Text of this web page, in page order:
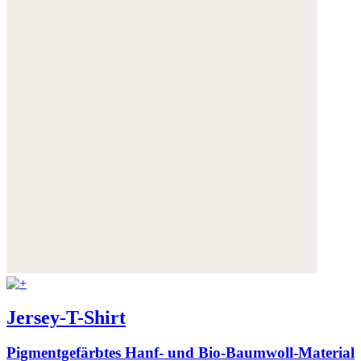
Jersey-T-Shirt
Pigmentgefärbtes Hanf- und Bio-Baumwoll-Material